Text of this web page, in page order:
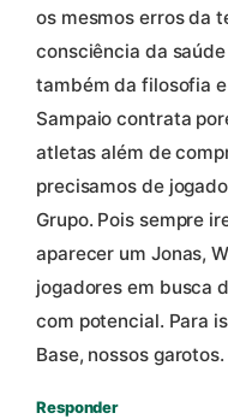
os mesmos erros da
consciência da
também da filosofia
Sampaio contrata
atletas além de
precisamos de
Grupo. Pois sempre
aparecer um Jonas,
jogadores em busca
com potencial. Para
Base, nossos garotos.
Responder